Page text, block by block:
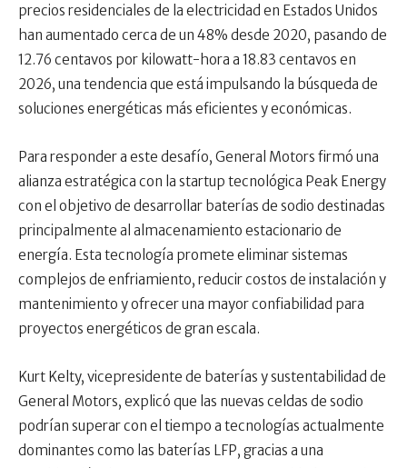
precios residenciales de la electricidad en Estados Unidos
han aumentado cerca de un 48% desde 2020, pasando de
12.76 centavos por kilowatt-hora a 18.83 centavos en
2026, una tendencia que está impulsando la búsqueda de
soluciones energéticas más eficientes y económicas.
Para responder a este desafío, General Motors firmó una
alianza estratégica con la startup tecnológica Peak Energy
con el objetivo de desarrollar baterías de sodio destinadas
principalmente al almacenamiento estacionario de
energía. Esta tecnología promete eliminar sistemas
complejos de enfriamiento, reducir costos de instalación y
mantenimiento y ofrecer una mayor confiabilidad para
proyectos energéticos de gran escala.
Kurt Kelty, vicepresidente de baterías y sustentabilidad de
General Motors, explicó que las nuevas celdas de sodio
podrían superar con el tiempo a tecnologías actualmente
dominantes como las baterías LFP, gracias a una